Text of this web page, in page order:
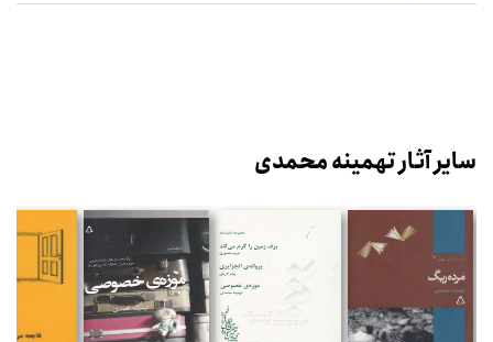
سایر آثار تهمینه محمدی
%